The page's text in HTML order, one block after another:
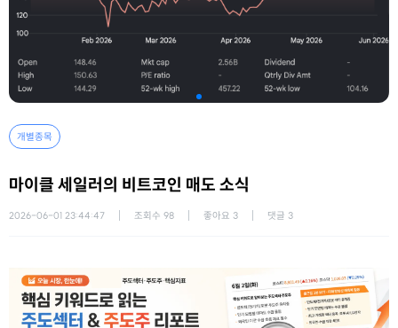
개별종목
마이클 세일러의 비트코인 매도 소식
2026-06-01 23:44:47 조회수 98 좋아요 3 댓글 3